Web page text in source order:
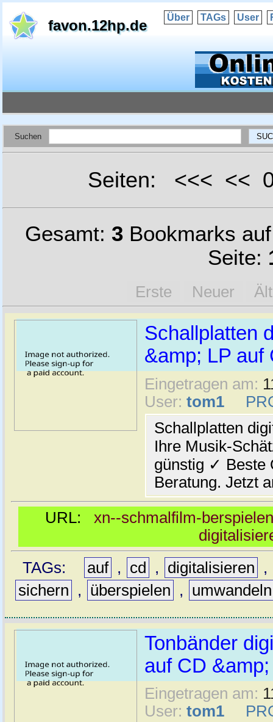
favon.12hp.de Über TAGs User
Suchen
Seiten: <<< <<
Gesamt: 3Bookmarks
Seite:
Erste Neuer
Schallplatten
&amp; LP auf
Eingetragen am:
User: tom1
Schallplatten
Ihre Musik-
günstig ✓ Beste
Beratung. Jetzt
URL: xn--schmalfilm-
TAGs:
auf , cd , digitalisieren
,
sichern
, überspielen , umwandeln
Tonbänder
auf CD
Eingetragen am:
User: tom1